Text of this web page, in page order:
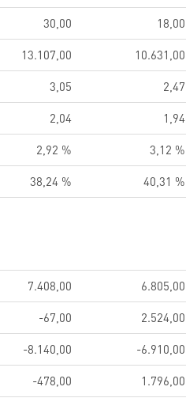
30,00 18,00
13.107,00 10.631,00
3,05 2,47
2,04 1,94
2,92 % 3,12 %
38,24 % 40,31 %
7.408,00 6.805,00
-67,00 2.524,00
-8.140,00 -6.910,00
-478,00 1.796,00